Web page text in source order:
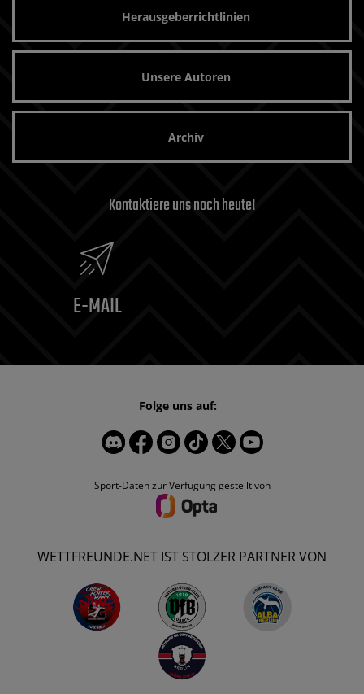
Herausgeberrichtlinien
Unsere Autoren
Archiv
Kontaktiere uns noch heute!
E-MAIL
Sport-Daten zur Verfügung gestellt von
Folge uns auf:
WETTFREUNDE.NET IST STOLZER PARTNER VON